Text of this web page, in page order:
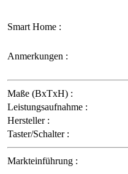
Smart Home :
Anmerkungen :
Maße (BxTxH) :
Leistungsaufnahme :
Hersteller :
Taster/Schalter :
Markteinführung :